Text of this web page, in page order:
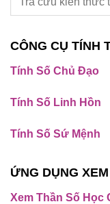
CÔNG CỤ TÍNH
Tính Số Chủ Đạo
Tính Số Linh Hồn
Tính Số Sứ Mệnh
ỨNG DỤNG
Xem Thần Số Học